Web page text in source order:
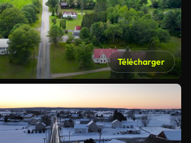
Télécharger